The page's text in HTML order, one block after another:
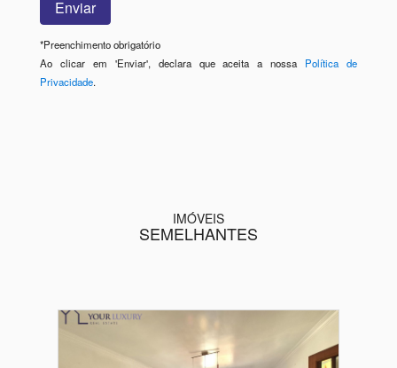
*Preenchimento obrigatório
Ao clicar em 'Enviar', declara que aceita a nossa Política de
Privacidade.
IMÓVEIS
SEMELHANTES